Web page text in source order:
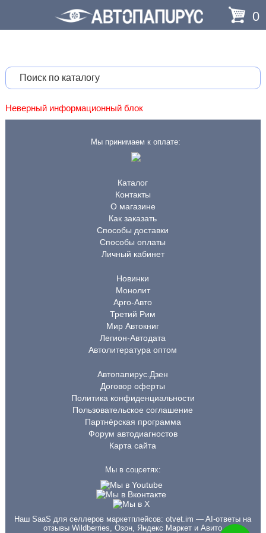
0
Неверный информационный блок
Мы принимаем к оплате:
Каталог
Контакты
О магазине
Как заказать
Способы доставки
Способы оплаты
Личный кабинет
Новинки
Монолит
Арго-Авто
Третий Рим
Мир Автокниг
Легион-Автодата
Автолитература оптом
Автопапирус.Дзен
Договор оферты
Политика конфиденциальности
Пользовательское соглашение
Партнёрская программа
Форум автодиагностов
Карта сайта
Мы в соцсетях:
Наш SaaS для селлеров маркетплейсов:otvet.im — AI-ответы на
отзывы Wildberries, Озон, Яндекс Маркет и Авито